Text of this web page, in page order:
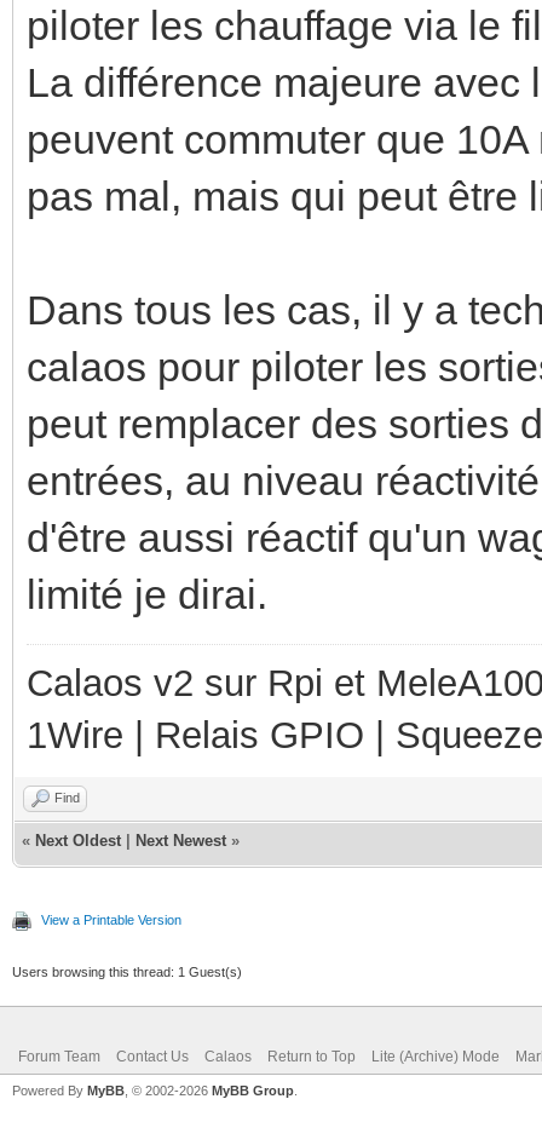
piloter les chauffage via le
La différence majeure
peuvent commuter que
pas mal, mais qui peut être
Dans tous les cas, il y a
calaos pour piloter les
peut remplacer des sorties
entrées, au niveau
d'être aussi réactif qu'un
limité je dirai.
Calaos v2 sur Rpi et
1Wire | Relais GPIO |
Find
« Next Oldest Next Newest »
View a Printable Version
Users browsing this thread: 1 Guest(s)
Forum Team Contact Us Calaos Return to Top Lite (Archive) Mode
Powered By MyBB , © 2002-2026 MyBB Group